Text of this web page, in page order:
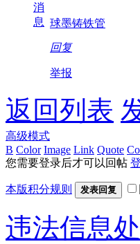
消
息 球墨铸铁管
回复
举报
返回列表
高级模式
B Color Image Link Quote
您需要登录后才可以回帖
本版积分规则 发表回复
违法信息